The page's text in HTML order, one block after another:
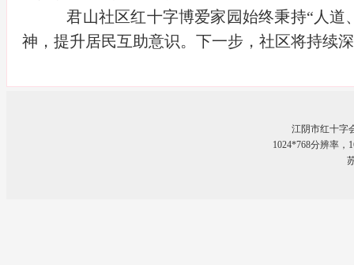
君山社区红十字博爱家园始终秉持“人
神，提升居民互助意识。下一步，社区将持续
江阴市红十字
1024*768分辨率，